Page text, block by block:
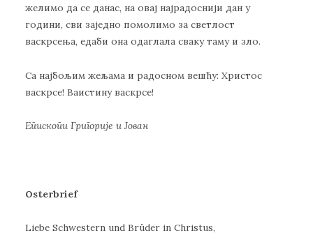
желимо да се данас, на овај најрадоснији дан у
години, сви заједно помолимо за светлост
васкрсења, едаби она одаглала сваку таму и зло.
Са најбољим жељама и радосном вешћу: Христос
васкрсе! Ваистину васкрсе!
Епископи Григорије и Јован
Osterbrief
Liebe Schwestern und Brüder in Christus,